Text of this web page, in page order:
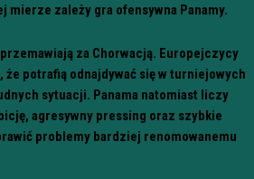
mierze zależy gra ofensywna Panamy.
za Chorwacją. Europejczycy
potrafią odnajdywać się w turniejowych
sytuacji. Panama natomiast liczy
agresywny pressing oraz szybkie
problemy bardziej renomowanemu